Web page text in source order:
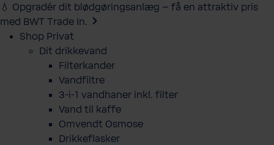
💧 Opgradér dit blødgøringsanlæg – få en attraktiv pris
med BWT Trade In.
Shop Privat
Dit drikkevand
Filterkander
Vandfiltre
3-i-1 vandhaner inkl. filter
Vand til kaffe
Omvendt Osmose
Drikkeflasker